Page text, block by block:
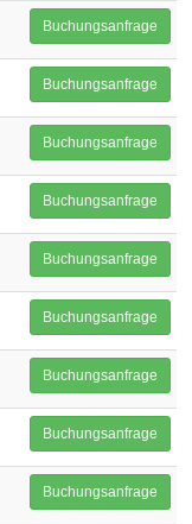
Buchungsanfrage
Buchungsanfrage
Buchungsanfrage
Buchungsanfrage
Buchungsanfrage
Buchungsanfrage
Buchungsanfrage
Buchungsanfrage
Buchungsanfrage